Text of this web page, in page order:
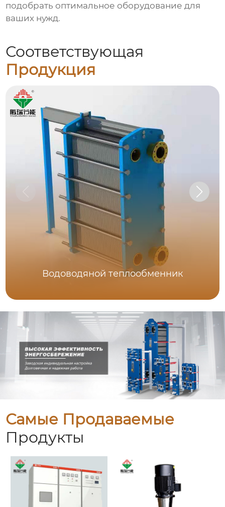
подобрать оптимальное оборудование для
ваших нужд.
Соответствующая
Продукция
Водоводяной теплообменник
Самые Продаваемые
Продукты